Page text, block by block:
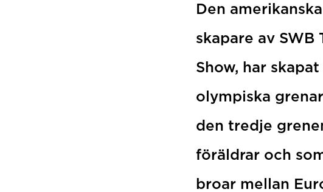
Den
skapare av
Show, har
olympiska
den tredje
föräldrar och
broar mellan